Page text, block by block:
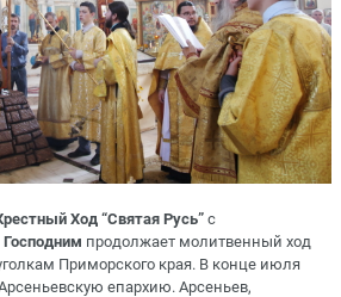
Ход “Святая Русь” с
продолжает молитвенный ход
Приморского края. В конце июля
епархию. Арсеньев,